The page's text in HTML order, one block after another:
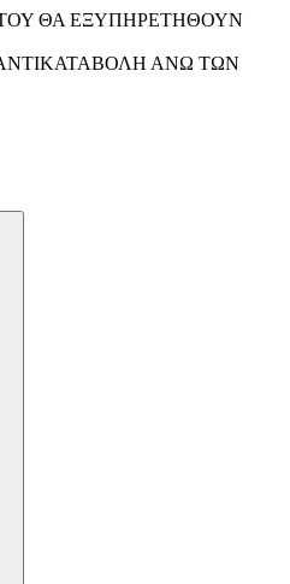
ΘΑ ΕΞΥΠΗΡΕΤΗΘΟΥΝ
ΑΝΩ ΤΩΝ